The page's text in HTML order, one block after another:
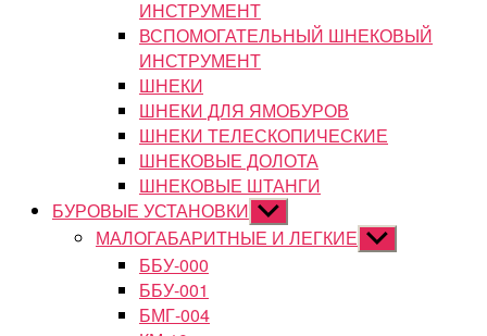
ИНСТРУМЕНТ
ВСПОМОГАТЕЛЬНЫЙ ШНЕКОВЫЙ
ИНСТРУМЕНТ
ШНЕКИ
ШНЕКИ ДЛЯ ЯМОБУРОВ
ШНЕКИ ТЕЛЕСКОПИЧЕСКИЕ
ШНЕКОВЫЕ ДОЛОТА
ШНЕКОВЫЕ ШТАНГИ
БУРОВЫЕ УСТАНОВКИ Показывать
подменю
МАЛОГАБАРИТНЫЕ И ЛЕГКИЕ Показывать
подменю
ББУ-000
ББУ-001
БМГ-004